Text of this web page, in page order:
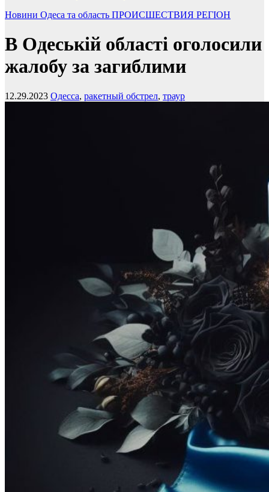
Новини Одеса та область ПРОИСШЕСТВИЯ РЕГІОН
В Одеській області оголосили
жалобу за загиблими
12.29.2023 Одесса, ракетный обстрел, траур